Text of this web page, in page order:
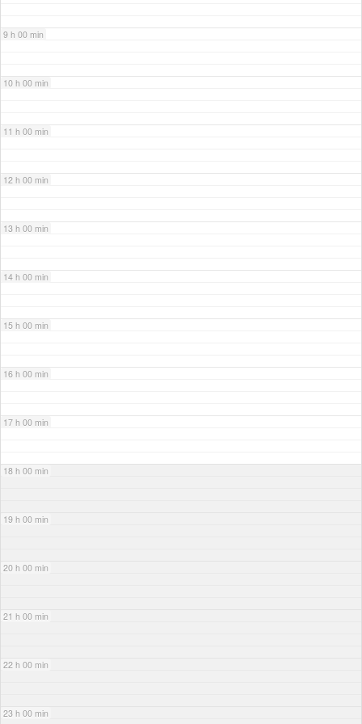
9 h 00 min
10 h 00 min
11 h 00 min
12 h 00 min
13 h 00 min
14 h 00 min
15 h 00 min
16 h 00 min
17 h 00 min
18 h 00 min
19 h 00 min
20 h 00 min
21 h 00 min
22 h 00 min
23 h 00 min